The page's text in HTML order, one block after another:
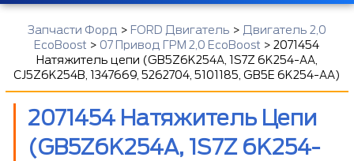
Запчасти Форд > FORD Двигатель > Двигатель 2,0
EcoBoost > 07 Привод ГРМ 2,0 EcoBoost >2071454
Натяжитель цепи (GB5Z6K254A, 1S7Z 6K254-AA,
CJ5Z6K254B, 1347669, 5262704, 5101185, GB5E 6K254-AA)
2071454 Натяжитель Цепи
(GB5Z6K254A, 1S7Z 6K254-